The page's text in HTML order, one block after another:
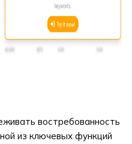
востребованность
из ключевых функций